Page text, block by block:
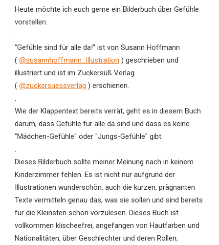
Heute möchte ich euch gerne ein Bilderbuch über Gefühle
vorstellen.
.
"Gefühle sind für alle da!" ist von Susann Hoffmann
( @susannhoffmann_illustration ) geschrieben und
illustriert und ist im Zuckersüß Verlag
( @zuckersuessverlag ) erschienen.
.
Wie der Klappentext bereits verrät, geht es in diesem Buch
darum, dass Gefühle für alle da sind und dass es keine
"Mädchen-Gefühle" oder "Jungs-Gefühle" gibt.
.
Dieses Bilderbuch sollte meiner Meinung nach in keinem
Kinderzimmer fehlen. Es ist nicht nur aufgrund der
Illustrationen wunderschön, auch die kurzen, prägnanten
Texte vermitteln genau das, was sie sollen und sind bereits
für die Kleinsten schön vorzulesen. Dieses Buch ist
vollkommen klischeefrei, angefangen von Hautfarben und
Nationalitäten, über Geschlechter und deren Rollen,